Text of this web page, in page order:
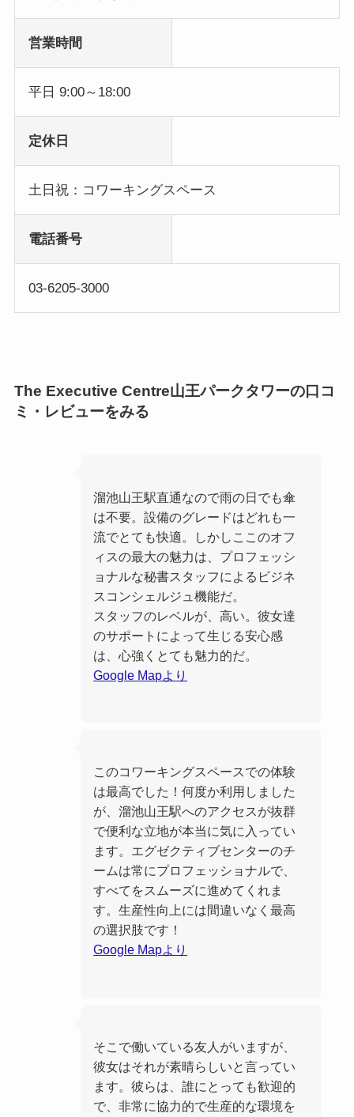
営業時間
平日 9:00～18:00
定休日
土日祝：コワーキングスペース
電話番号
03-6205-3000
The Executive Centre山王パークタワーの口コ
ミ・レビューをみる
溜池山王駅直通なので雨の日でも傘
は不要。設備のグレードはどれも一
流でとても快適。しかしここのオフ
ィスの最大の魅力は、プロフェッシ
ョナルな秘書スタッフによるビジネ
スコンシェルジュ機能だ。
スタッフのレベルが、高い。彼女達
のサポートによって生じる安心感
は、心強くとても魅力的だ。
Google Mapより
このコワーキングスペースでの体験
は最高でした！何度か利用しました
が、溜池山王駅へのアクセスが抜群
で便利な立地が本当に気に入ってい
ます。エグゼクティブセンターのチ
ームは常にプロフェッショナルで、
すべてをスムーズに進めてくれま
す。生産性向上には間違いなく最高
の選択肢です！
Google Mapより
そこで働いている友人がいますが、
彼女はそれが素晴らしいと言ってい
ます。彼らは、誰にとっても歓迎的
で、非常に協力的で生産的な環境を